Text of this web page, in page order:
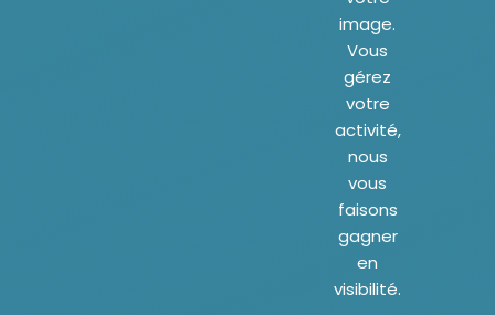
image.
Vous
gérez
votre
activité,
nous
vous
faisons
gagner
en
visibilité.